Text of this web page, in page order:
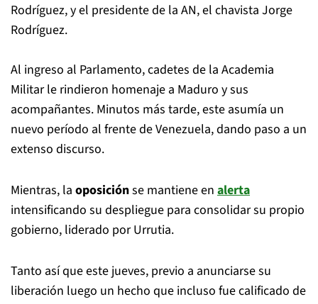
Rodríguez, y el presidente de la AN, el chavista Jorge
Rodríguez.
Al ingreso al Parlamento, cadetes de la Academia
Militar le rindieron homenaje a Maduro y sus
acompañantes. Minutos más tarde, este asumía un
nuevo período al frente de Venezuela, dando paso a un
extenso discurso.
Mientras, la oposiciónse mantiene en alerta
intensificando su despliegue para consolidar su propio
gobierno, liderado por Urrutia.
Tanto así que este jueves, previo a anunciarse su
liberación luego un hecho que incluso fue calificado de